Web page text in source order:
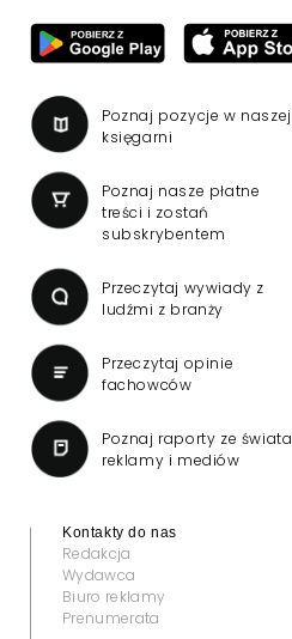
Poznaj pozycje w naszej
księgarni
Poznaj nasze płatne
treści i zostań
subskrybentem
Przeczytaj wywiady z
ludźmi z branży
Przeczytaj opinie
fachowców
Poznaj raporty ze świata
reklamy i mediów
Kontakty do nas
Redakcja
Wydawca
Biuro reklamy
Prenumerata